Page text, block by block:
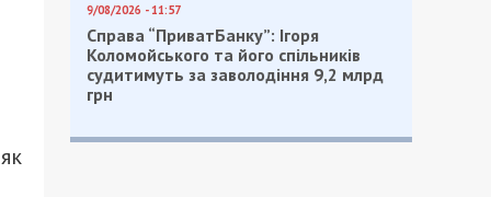
9/08/2026 - 11:57
Справа “ПриватБанку”: Ігоря
Коломойського та його спільників
судитимуть за заволодіння 9,2 млрд
грн